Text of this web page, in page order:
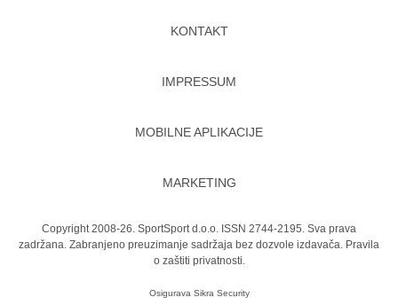
KONTAKT
IMPRESSUM
MOBILNE APLIKACIJE
MARKETING
Copyright 2008-26. SportSport d.o.o. ISSN 2744-2195. Sva prava
zadržana. Zabranjeno preuzimanje sadržaja bez dozvole izdavača. Pravila
o zaštiti privatnosti.
Osigurava Sikra Security